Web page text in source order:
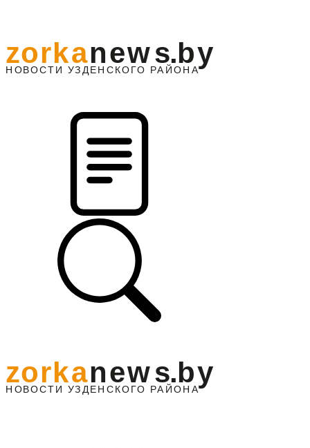
НО ВОСТИ УЗДЕНС КО ГО РАЙОНА
zorkanews.by